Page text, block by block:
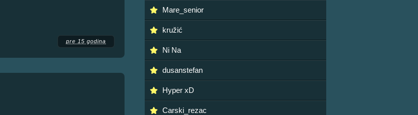
pre 15 godina
Mare_senior
kružić
Ni Na
dusanstefan
Hyper xD
Carski_rezac